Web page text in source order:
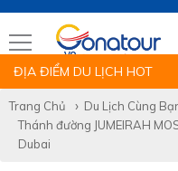
(028)39 14 18 18
ĐỊA ĐIỂM DU LỊCH HOT
Trang Chủ Du Lịch Cùng
Thánh đường JUMEIRAH
Dubai